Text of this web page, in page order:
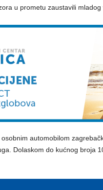
u prometu zaustavili mladog
automobilom
Dolaskom do kućnog broja